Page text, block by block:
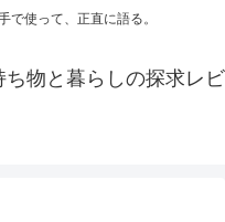
で使って、正直に語る。
物と暮らしの探求レビ